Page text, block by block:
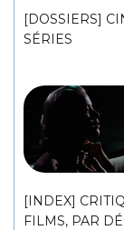
[DOSSIERS]
SÉRIES
[INDEX]
FILMS, PAR